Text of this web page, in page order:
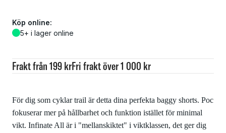
För dig som cyklar trail är detta dina perfekta baggy shorts. Poc
fokuserar mer på hållbarhet och funktion istället för minimal
vikt. Infinate All är i "mellanskiktet" i viktklassen, det ger dig
Frakt från 199 krFri frakt över 1 000 kr
Köp online:
5+ i lager online